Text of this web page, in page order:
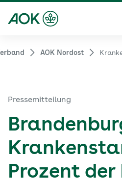
AOK Nordost
Pressemitteilung
Prozent